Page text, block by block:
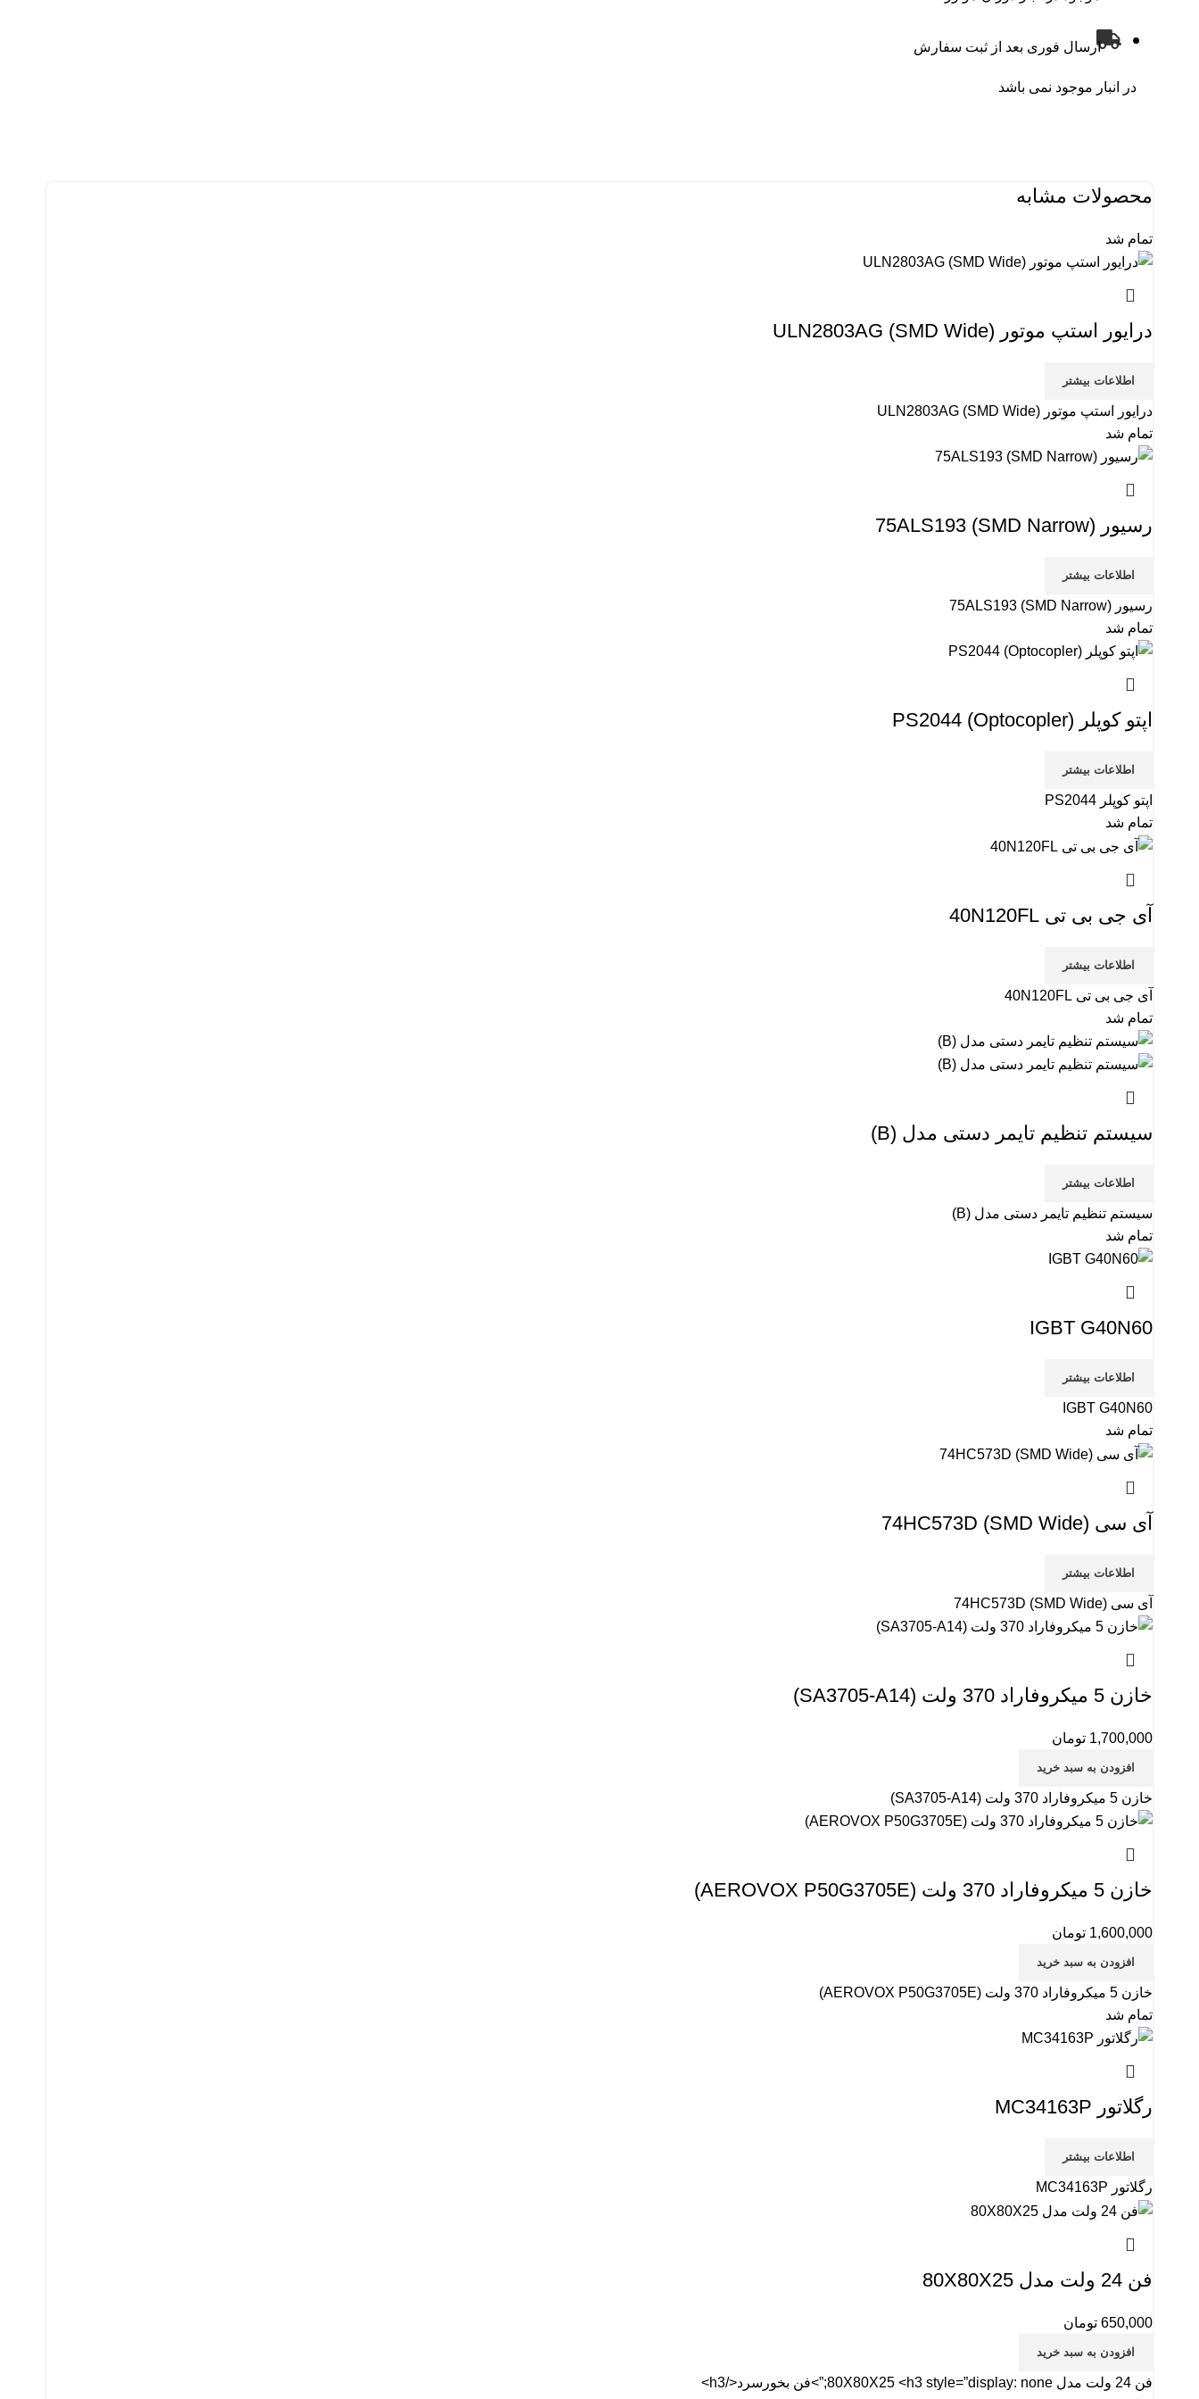
ارسال فوری بعد از ثبت سفارش
در انبار موجود نمی باشد
محصولات مشابه
تمام شد
درایور استپ موتور ULN2803AG (SMD Wide)
اطلاعات بیشتر
درایور استپ موتور ULN2803AG (SMD Wide)
تمام شد
رسیور 75ALS193 (SMD Narrow)
اطلاعات بیشتر
رسیور 75ALS193 (SMD Narrow)
تمام شد
اپتو کوپلر (Optocopler) PS2044
اطلاعات بیشتر
اپتو کوپلر PS2044
تمام شد
آی جی بی تی 40N120FL
اطلاعات بیشتر
آی جی بی تی 40N120FL
تمام شد
سیستم تنظیم تایمر دستی مدل (B)
اطلاعات بیشتر
سیستم تنظیم تایمر دستی مدل (B)
تمام شد
IGBT G40N60
اطلاعات بیشتر
IGBT G40N60
تمام شد
آی سی 74HC573D (SMD Wide)
اطلاعات بیشتر
آی سی 74HC573D (SMD Wide)
خازن 5 میکروفاراد 370 ولت (SA3705-A14)
1,700,000 تومان
افزودن به سبد خرید
خازن 5 میکروفاراد 370 ولت (SA3705-A14)
خازن 5 میکروفاراد 370 ولت (AEROVOX P50G3705E)
1,600,000 تومان
افزودن به سبد خرید
خازن 5 میکروفاراد 370 ولت (AEROVOX P50G3705E)
تمام شد
رگلاتور MC34163P
اطلاعات بیشتر
رگلاتور MC34163P
فن 24 ولت مدل 80X80X25
650,000 تومان
افزودن به سبد خرید
فن 24 ولت مدل 80X80X25 <h3 style=”display: none;”>فن بخورسرد</h3>